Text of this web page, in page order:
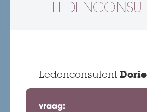
Ledenconsulent
vraag: